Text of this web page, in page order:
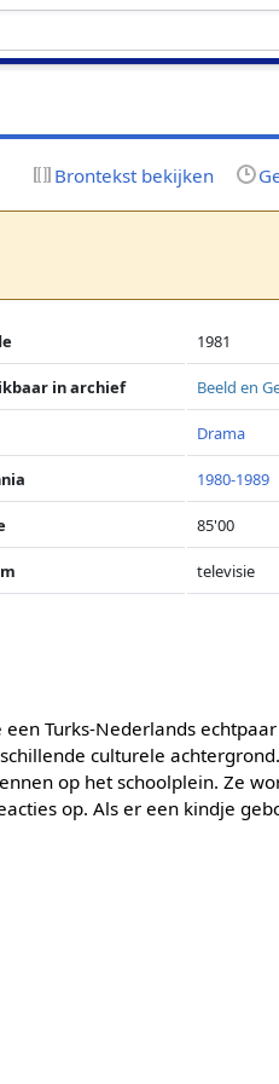
Brontekst bekijken
1981
in archief Beeld en
Drama
1980-1989
85'00
televisie
Turks-Nederlands echtpaar
culturele achtergrond.
op het schoolplein. Ze
op. Als er een kindje